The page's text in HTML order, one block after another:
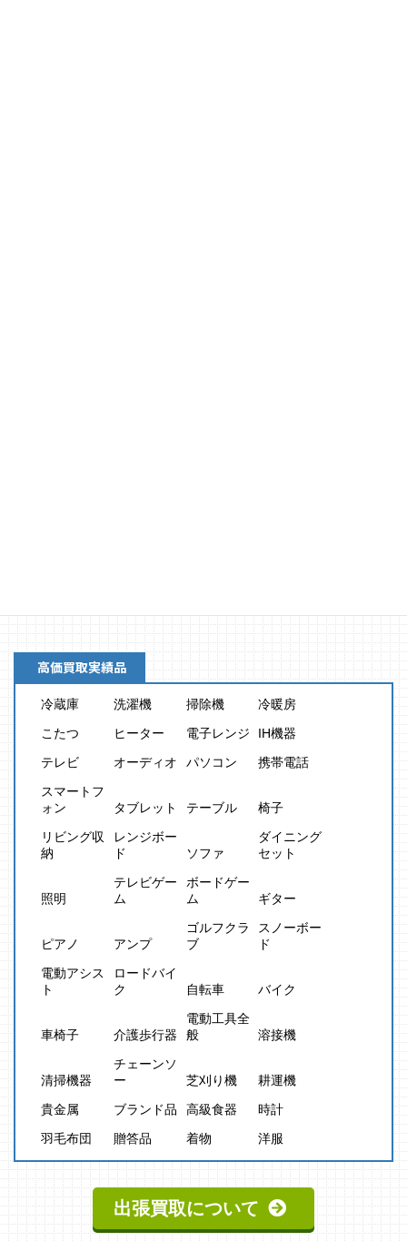
高価買取実績品
冷蔵庫 洗濯機 掃除機
冷暖房
こたつ
ヒーター 電子レンジ
IH機器
テレビ
オーディオ パソコン
携帯電話
スマートフ
ォン
タブレット テーブル
椅子
リビング収
納
レンジボー
ド
ソファ
ダイニング
セット
照明
テレビゲー
ム
ボードゲー
ム
ギター
ピアノ アンプ
ゴルフクラ
ブ
スノーボー
ド
電動アシス
ト
ロードバイ
ク
自転車 バイク
車椅子 介護歩行器
電動工具全
般
溶接機
清掃機器
チェーンソ
ー
芝刈り機
耕運機
貴金属
ブランド品 高級食器
時計
羽毛布団
贈答品 着物 洋服
出張買取について